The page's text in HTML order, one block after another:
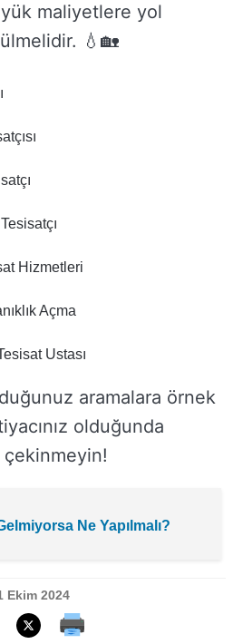
maliyetlere yol
💧🏡
Hizmetleri
Açma
Ustası
aramalara örnek
olduğunda
Ne Yapılmalı?
Ekim 2024